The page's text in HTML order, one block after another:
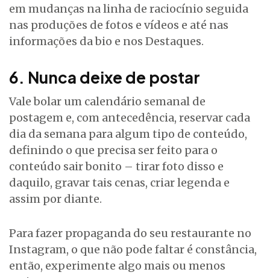
em mudanças na linha de raciocínio seguida
nas produções de fotos e vídeos e até nas
informações da bio e nos Destaques.
6. Nunca deixe de postar
Vale bolar um calendário semanal de
postagem e, com antecedência, reservar cada
dia da semana para algum tipo de conteúdo,
definindo o que precisa ser feito para o
conteúdo sair bonito – tirar foto disso e
daquilo, gravar tais cenas, criar legenda e
assim por diante.
Para fazer propaganda do seu restaurante no
Instagram, o que não pode faltar é constância,
então, experimente algo mais ou menos